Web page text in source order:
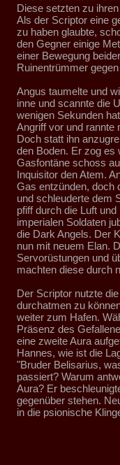
Diese setzten zu
Als der Scriptor eine
zu haben glaubte,
den Gegner einige
einer Bewegung
Ruinentrümmer
Angus taumelte und
inne und scannte die
wenigen Sekunden
Angriff vor und rannte
Doch statt ihn
den Boden. Er zog es
Gasfontäne schoss
Inquisitor den Atem.
Gas entzünden, doch
und schleuderte dem
pfiff durch die Luft
imperialen Soldaten
die Dark Angels. Der
nun mit neuem Elan.
Servorüstungen und
machten diese durch
Der Scriptor nutzte
durchatmen zu
weiter zum Hafen.
Präsenz des
eine zweite Aura
Hannes, wie ist die
"Bruder Belisarius,
passiert? Warum
Aura? Er
gegenüber stehen.
in die psionische